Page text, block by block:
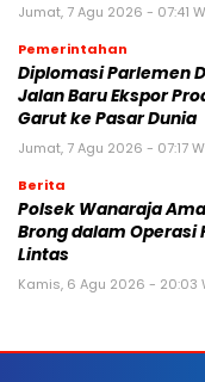
Jumat, 7 Agu 2026 - 07:41
Pemerintahan
Diplomasi Parlemen
Jalan Baru Ekspor
Garut ke Pasar Dunia
Jumat, 7 Agu 2026 - 07:17
Berita
Polsek Wanaraja
Brong dalam Operasi
Lintas
Kamis, 6 Agu 2026 - 20:03